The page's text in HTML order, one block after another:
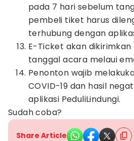
pada 7 hari sebelum
pembeli tiket harus
terhubung dengan
E-Ticket akan
tanggal acara melaui
Penonton wajib
COVID-19 dan hasil
aplikasi PeduliLindungi.
Sudah coba?
Share Article